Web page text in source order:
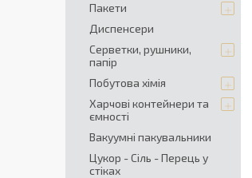
Пакети
Диспенсери
Серветки, рушники,
папір
Побутова хімія
Харчові контейнери та
ємності
Вакуумні пакувальники
Цукор - Сіль - Перець у
стiках